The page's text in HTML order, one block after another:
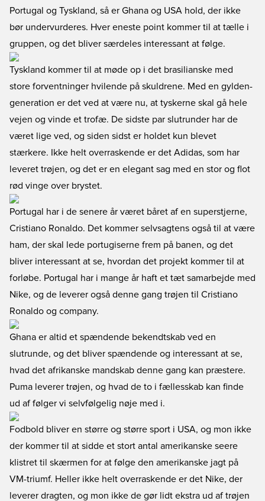
Portugal og Tyskland, så er Ghana og USA hold, der ikke
bør undervurderes. Hver eneste point kommer til at tælle i
gruppen, og det bliver særdeles interessant at følge.
Tyskland kommer til at møde op i det brasilianske med
store forventninger hvilende på skuldrene. Med en gylden-
generation er det ved at være nu, at tyskerne skal gå hele
vejen og vinde et trofæ. De sidste par slutrunder har de
været lige ved, og siden sidst er holdet kun blevet
stærkere. Ikke helt overraskende er det Adidas, som har
leveret trøjen, og det er en elegant sag med en stor og flot
rød vinge over brystet.
Portugal har i de senere år været båret af en superstjerne,
Cristiano Ronaldo. Det kommer selvsagtens også til at være
ham, der skal lede portugiserne frem på banen, og det
bliver interessant at se, hvordan det projekt kommer til at
forløbe. Portugal har i mange år haft et tæt samarbejde med
Nike, og de leverer også denne gang trøjen til Cristiano
Ronaldo og company.
Ghana er altid et spændende bekendtskab ved en
slutrunde, og det bliver spændende og interessant at se,
hvad det afrikanske mandskab denne gang kan præstere.
Puma leverer trøjen, og hvad de to i fællesskab kan finde
ud af følger vi selvfølgelig nøje med i.
Fodbold bliver en større og større sport i USA, og mon ikke
der kommer til at sidde et stort antal amerikanske seere
klistret til skærmen for at følge den amerikanske jagt på
VM-triumf. Heller ikke helt overraskende er det Nike, der
leverer dragten, og mon ikke de gør lidt ekstra ud af trøjen